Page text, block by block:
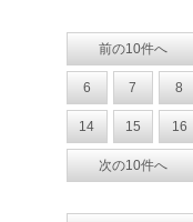
前の10件へ
6 7 8
14 15 16
次の10件へ